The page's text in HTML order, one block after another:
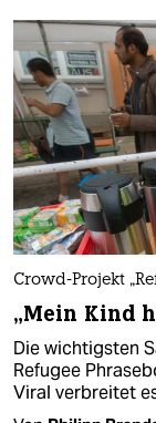
Crowd-Projekt
„Mein Kind
Die wichtigsten
Refugee
Viral verbreitet